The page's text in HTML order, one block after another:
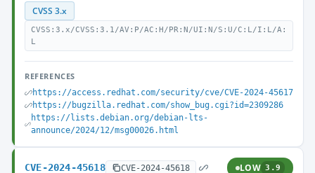
CVSS 3.x
CVSS:3.x/CVSS:3.1/AV:P/AC:H/PR:N/UI:N/S:U/C:L/I:L/A:
L
REFERENCES
https://access.redhat.com/security/cve/CVE-2024-45617
https://bugzilla.redhat.com/show_bug.cgi?id=2309286
https://lists.debian.org/debian-lts-
announce/2024/12/msg00026.html
CVE-2024-45618 CVE-2024-45618 LOW 3.9